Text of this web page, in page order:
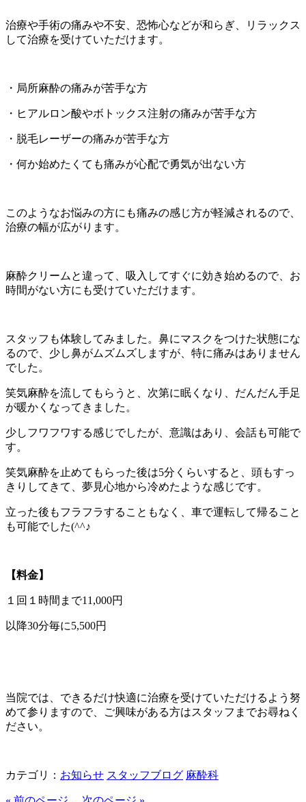
治療や手術の痛みや不安、恐怖心などが和らぎ、リラックス
して治療を受けていただけます。
・局所麻酔の痛みが苦手な方
・ヒアルロン酸やボトックス注射の痛みが苦手な方
・脱毛レーザーの痛みが苦手な方
・何か始めたくても痛みが心配で勇気が出ない方
このようなお悩みの方にも痛みの感じ方が軽減されるので、
治療の幅が広がります。
麻酔クリームと違って、吸入してすぐに効き始めるので、お
時間がない方にも受けていただけます。
スタッフも体験してみました。鼻にマスクをつけた状態にな
るので、少し鼻がムズムズしますが、特に痛みはありません
でした。
笑気麻酔を流してもらうと、次第に眠くなり、だんだん手足
が暖かくなってきました。
少しフワフワする感じでしたが、意識はあり、会話も可能で
す。
笑気麻酔を止めてもらった後は5分くらいすると、頭もすっ
きりしてきて、夢見心地から冷めたような感じです。
立った後もフラフラすることもなく、車で運転して帰ること
も可能でした(^^♪
【料金】
１回１時間まで11,000円
以降30分毎に5,500円
当院では、できるだけ快適に治療を受けていただけるよう努
めて参りますので、ご興味がある方はスタッフまでお尋ねく
ださい。
カテゴリ： お知らせ スタッフブログ 麻酔科